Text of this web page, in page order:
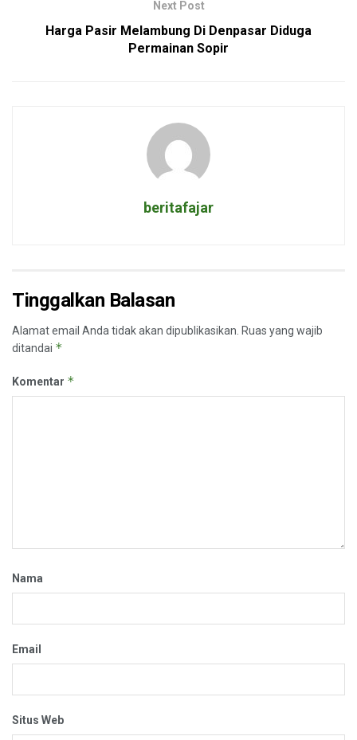
Next Post
Harga Pasir Melambung Di Denpasar Diduga
Permainan Sopir
beritafajar
Tinggalkan Balasan
Alamat email Anda tidak akan dipublikasikan. Ruas yang wajib
ditandai *
Komentar *
Nama
Email
Situs Web